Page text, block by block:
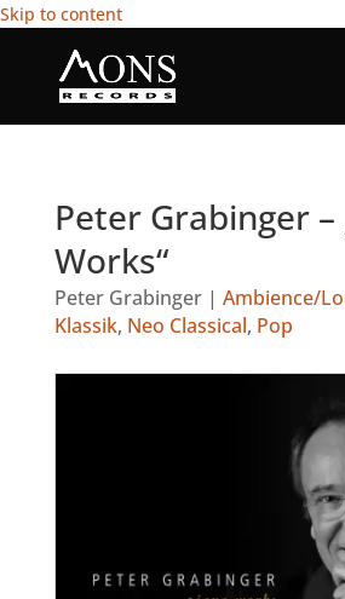
Skip to content
Peter Grabinger –
Works“
Peter Grabinger | Ambience/
Klassik, Neo Classical, Pop